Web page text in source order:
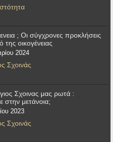
; Οι σύγχρονες προκλήσεις
της οικογένειας
2024
Σχοινάς
Σχοινας μας ρωτά :
στην μετάνοια;
2023
Σχοινάς